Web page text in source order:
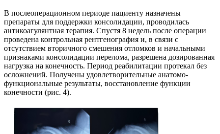
В послеоперационном периоде пациенту назначены
препараты для поддержки консолидации, проводилась
антикоагулянтная терапия. Спустя 8 недель после операции
проведена контрольная рентгенография и, в связи с
отсутствием вторичного смешения отломков и начальными
признаками консолидации перелома, разрешена дозированная
нагрузка на конечность. Период реабилитации протекал без
осложнений. Получены удовлетворительные анатомо-
функциональные результаты, восстановление функции
конечности (рис. 4).